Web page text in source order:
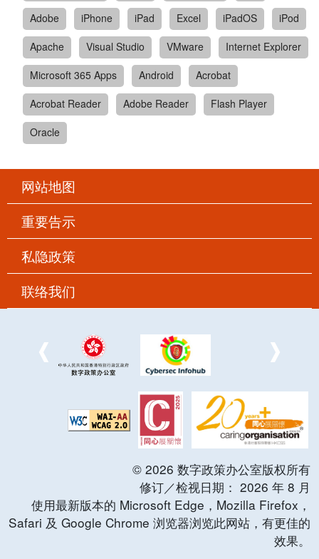
Adobe
iPhone iPad Excel iPadOS
iPod
Apache
Visual Studio VMware
Internet Explorer
Microsoft 365 Apps
Android
Acrobat
Acrobat Reader
Adobe Reader
Flash Player
Oracle
网站地图
重要告示
私隐政策
联络我们
© 2026 数字政策办公室版权所有
修订／检视日期： 2026 年 8 月
使用最新版本的 Microsoft Edge，Mozilla Firefox，
Safari 及 Google Chrome 浏览器浏览此网站，有更佳的
效果。